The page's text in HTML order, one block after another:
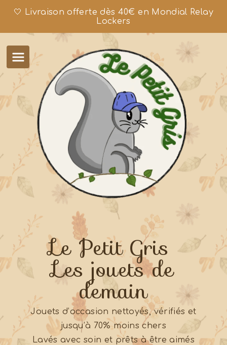
🤍 Livraison offerte dès 40€ en Mondial Relay
Lockers
Le Petit Gris
Les jouets de
demain
Jouets d’occasion nettoyés, vérifiés et
jusqu’à 70% moins chers
Lavés avec soin et prêts à être aimés